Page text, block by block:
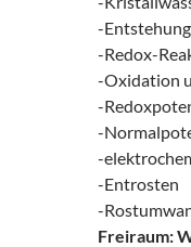
-
-Redox-
-Oxidation
-
-
-
-Entrosten
-
Freiraum: